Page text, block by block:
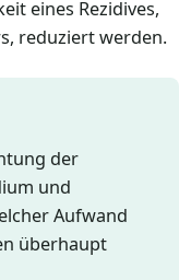
eines Rezidives,
reduziert werden.
der
und
Aufwand
überhaupt